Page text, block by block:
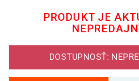
PRODUKT JE
DOSTUPNOSŤ: